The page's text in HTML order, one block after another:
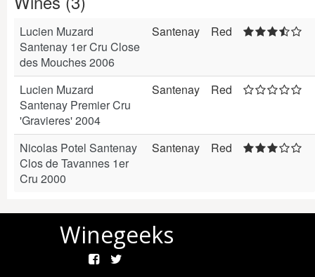
Lucien Muzard
Santenay 1er Cru Close
des Mouches 2006
Santenay Red
Lucien Muzard
Santenay Premier Cru
'Gravieres' 2004
Santenay Red
Nicolas Potel Santenay
Clos de Tavannes 1er
Cru 2000
Santenay Red
Winegeeks